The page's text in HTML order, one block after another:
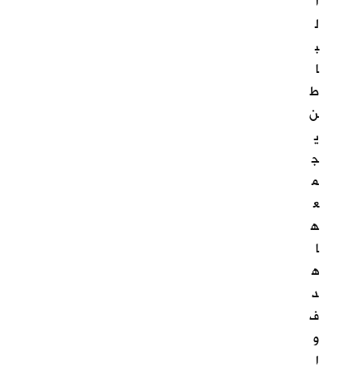
ل
ب
ا
ط
ن
ي
ج
م
ع
ه
ا
ه
د
ف
و
ا